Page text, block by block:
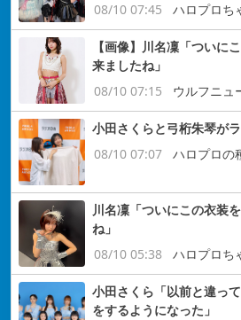
08/10 07:45
ハロプロち
【画像】川名凜「ついに
来ましたね」
08/10 07:15
ウルフニュ
小田さくらと弓桁朱琴が
08/10 07:07
ハロプロの
川名凜「ついにこの衣装
ね」
08/10 05:38
ハロプロち
小田さくら「以前と違っ
をするようになった」